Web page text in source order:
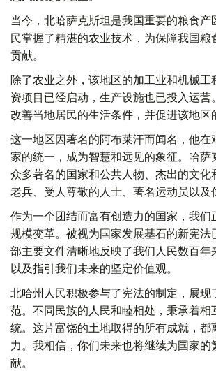
当今，北哈萨克斯坦是我国重要的粮食产
民掌握了精湛的农业技术，为保障我国粮
贡献。
除了农业之外，该地区的加工业和机械工
资项目已经启动，生产设施也已投入运营
改善当地居民的生活条件，并促进该地区
这一地区因著名的阿布莱汗而闻名，他在
家的统一，成为智慧和远见的象征。哈萨
众多著名的国家和公共人物、杰出的文化
老兵、受人尊敬的人士、著名运动员以及
作为一个团结而富有创造力的国家，我们
规模变革。被视为国家发展基石的新宪法
部主要文件清晰地反映了我们人民数百年
以及指引我们未来的坚定价值观。
北哈州人民积极参与了宪法的制定，展现
范。不同民族的人民和睦相处，秉承着相
统。这片富饶的土地取得的所有成就，都
力。我相信，你们未来也将继续为国家的
献。